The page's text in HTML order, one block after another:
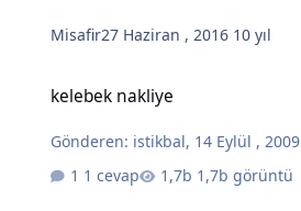
Misafir27 Haziran , 2016 10 yıl
kelebek nakliye
Gönderen: istikbal, 14 Eylül , 2009
1 cevap
1,7b görüntü